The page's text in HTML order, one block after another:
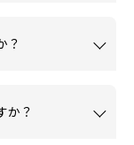
？
か？